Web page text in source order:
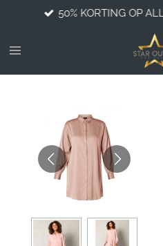
naar
hoofdinhoud
50% KORTING OP